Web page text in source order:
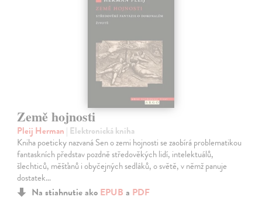
Země hojnosti
Pleij Herman | Elektronická kniha
Kniha poeticky nazvaná Sen o zemi hojnosti se zaobírá problematikou
fantaskních představ pozdně středověkých lidí, intelektuálů,
šlechticů, měšťanů i obyčejných sedláků, o světě, v němž panuje
dostatek…
Na stiahnutie ako EPUB a PDF